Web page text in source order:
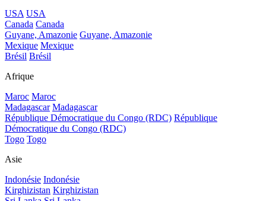
USA USA
Canada Canada
Guyane, Amazonie Guyane, Amazonie
Mexique Mexique
Brésil Brésil
Afrique
Maroc Maroc
Madagascar Madagascar
République Démocratique du Congo (RDC) République
Démocratique du Congo (RDC)
Togo Togo
Asie
Indonésie Indonésie
Kirghizistan Kirghizistan